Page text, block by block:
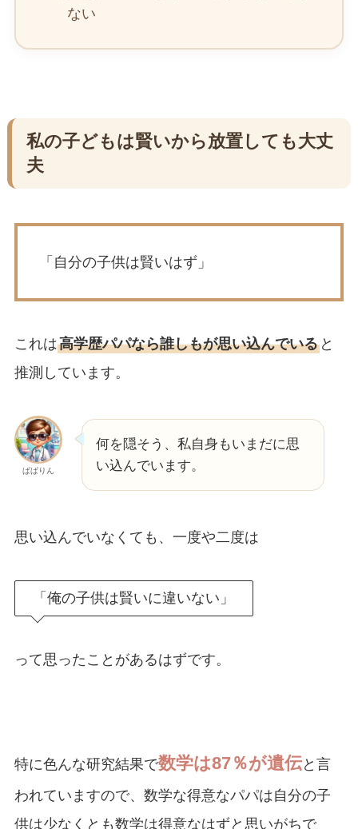
ない
私の子どもは賢いから放置しても大丈
夫
「自分の子供は賢いはず」
これは高学歴パパなら誰しもが思い込んでいると
推測しています。
ぱぱりん
何を隠そう、私自身もいまだに思
い込んでいます。
思い込んでいなくても、一度や二度は
「俺の子供は賢いに違いない」
って思ったことがあるはずです。
特に色んな研究結果で数学は87％が遺伝と言
われていますので、数学な得意なパパは自分の子
供は少なくとも数学は得意なはずと思いがちで